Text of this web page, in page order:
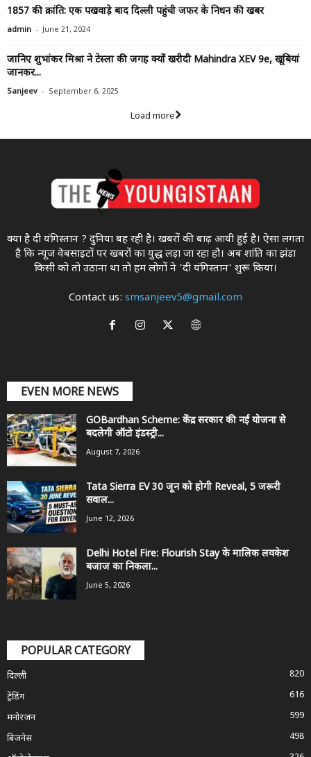
1857 की क्रांति: एक पखवाड़े बाद दिल्ली पहुंची जफर के निधन की खबर
admin - June 21, 2024
जानिए शुभांकर मिश्रा ने टेस्ला की जगह क्यों खरीदी Mahindra XEV 9e, खूबियां
जानकर...
Sanjeev - September 6, 2025
Load more
क्या है दी यंगिस्तान ? दुनिया बह रही है। खबरों की बाढ़ आयी हुई है। ऐसा लगता
है कि न्यूज वेबसाइटों पर खबरों का युद्ध लड़ा जा रहा होे। अब शांति का झंडा
किसी को तो उठाना था ताे हम लोगों ने 'दी यंगिस्तान' शुरू किया।
Contact us: smsanjeev5@gmail.com
EVEN MORE NEWS
GOBardhan Scheme: केंद्र सरकार की नई योजना से
बदलेगी ऑटो इंडस्ट्री...
August 7, 2026
Tata Sierra EV 30 जून को होगी Reveal, 5 जरूरी
सवाल...
June 12, 2026
Delhi Hotel Fire: Flourish Stay के मालिक लवकेश
बजाज का निकला...
June 5, 2026
POPULAR CATEGORY
दिल्ली
820
ट्रेंडिंग
616
मनोरंजन
599
बिजनेस
498